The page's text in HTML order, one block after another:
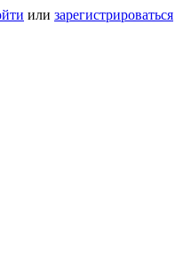
или зарегистрироваться